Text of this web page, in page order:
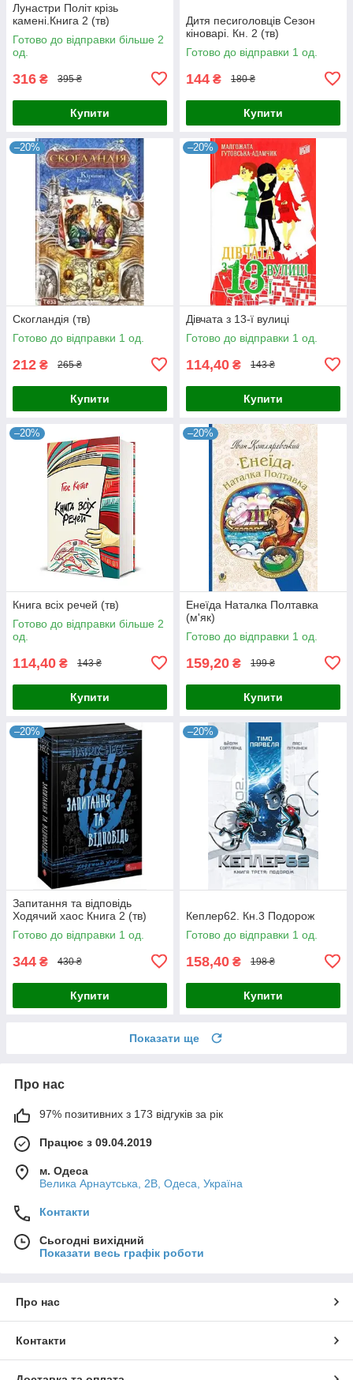
Лунастри Політ крізь
камені.Книга 2 (тв)
Готово до відправки більше 2
од.
316 ₴ 395 ₴
Купити
Дитя песиголовців Сезон
кіноварі. Кн. 2 (тв)
Готово до відправки 1 од.
144 ₴ 180 ₴
Купити
–20%
Скогландія (тв)
Готово до відправки 1 од.
212 ₴ 265 ₴
Купити
–20%
Дівчата з 13-ї вулиці
Готово до відправки 1 од.
114,40 ₴ 143 ₴
Купити
–20%
Книга всіх речей (тв)
Готово до відправки більше 2
од.
114,40 ₴ 143 ₴
Купити
–20%
Енеїда Наталка Полтавка
(м'як)
Готово до відправки 1 од.
159,20 ₴ 199 ₴
Купити
–20%
Запитання та відповідь
Ходячий хаос Книга 2 (тв)
Готово до відправки 1 од.
344 ₴ 430 ₴
Купити
–20%
Кеплер62. Кн.3 Подорож
Готово до відправки 1 од.
158,40 ₴ 198 ₴
Купити
Показати ще
Про нас
97% позитивних з 173 відгуків за рік
Працює з 09.04.2019
м. Одеса
Велика Арнаутська, 2В, Одеса, Україна
Контакти
Сьогодні вихідний
Показати весь графік роботи
Про нас
Контакти